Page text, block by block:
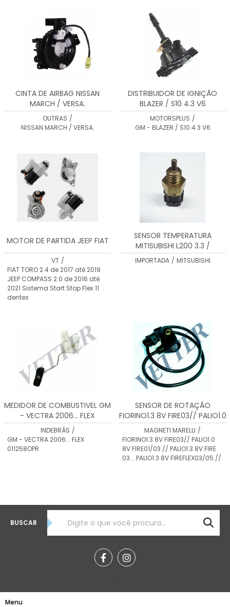
CINTA DE AIRBAG NISSAN
MARCH / VERSA.
OUTRAS /
NISSAN MARCH / VERSA.
DISTRIBUIDOR DE IGNIÇÃO
BLAZER / S10 4.3 V6
MOTORSPLUS /
GM - BLAZER / S10 4.3 V6
MOTOR DE PARTIDA JEEP FIAT
VT /
FIAT TORO 2.4 de 2017 até 2019
JEEP COMPASS 2.0 de 2016 até
2021 Sistema Start Stop Flex 11
dentes
SENSOR TEMPERATURA
MITISUBISHI L200 3.3 /
VTST0060
IMPORTADA / MITSUBISHI
MEDIDOR DE COMBUSTIVEL GM
- VECTRA 2006... FLEX
011258OPR
INDEBRÁS /
GM - VECTRA 2006... FLEX
011258OPR
SENSOR DE ROTAÇÃO
FIORINO1.3 8V FIRE03// PALIO1.0
8V FIRE01/03 // PALIO1.3 8V FIRE
03... SRM0001
MAGNETI MARELLI /
FIORINO1.3 8V FIRE03// PALIO1.0
8V FIRE01/03 // PALIO1.3 8V FIRE
03... PALIO1.3 8V FIREFLEX03/05 //
BUSCAR
Menu